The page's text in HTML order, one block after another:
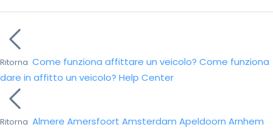
Ritorna Come funziona affittare un veicolo? Come funziona
dare in affitto un veicolo? Help Center
Ritorna Almere Amersfoort Amsterdam Apeldoorn Arnhem